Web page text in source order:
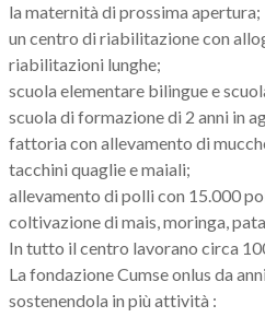
la maternità di prossima apertura;
un centro di riabilitazione con
riabilitazioni lunghe;
scuola elementare bilingue e
scuola di formazione di 2 anni in
fattoria con allevamento di
tacchini quaglie e maiali;
allevamento di polli con 15.000
coltivazione di mais, moringa,
In tutto il centro lavorano circa
La fondazione Cumse onlus da
sostenendola in più attività :